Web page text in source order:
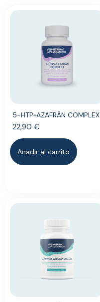
5-HTP+AZAFRÁN COMPLEX
22,90 €
Añadir al carrito